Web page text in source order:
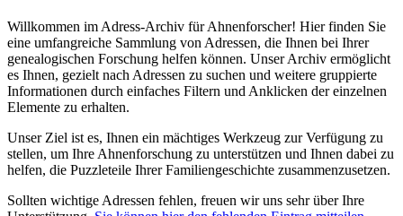
Willkommen im Adress-Archiv für Ahnenforscher! Hier finden Sie
eine umfangreiche Sammlung von Adressen, die Ihnen bei Ihrer
genealogischen Forschung helfen können. Unser Archiv ermöglicht
es Ihnen, gezielt nach Adressen zu suchen und weitere gruppierte
Informationen durch einfaches Filtern und Anklicken der einzelnen
Elemente zu erhalten.
Unser Ziel ist es, Ihnen ein mächtiges Werkzeug zur Verfügung zu
stellen, um Ihre Ahnenforschung zu unterstützen und Ihnen dabei zu
helfen, die Puzzleteile Ihrer Familiengeschichte zusammenzusetzen.
Sollten wichtige Adressen fehlen, freuen wir uns sehr über Ihre